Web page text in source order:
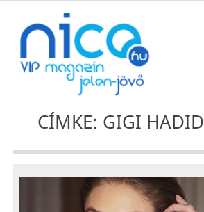
CÍMKE: GIGI HADID